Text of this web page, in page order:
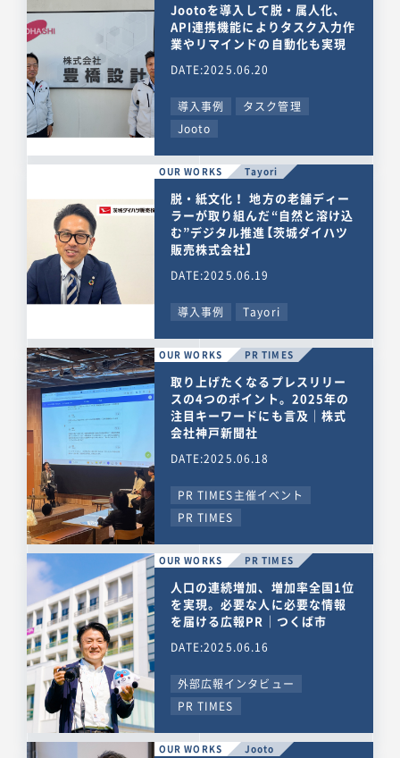
Jootoを導入して脱・属人化、
API連携機能によりタスク入力作
業やリマインドの自動化も実現
DATE:2025.06.20
導入事例
タスク管理
Jooto
OUR WORKS Tayori
脱・紙文化！ 地方の老舗ディー
ラーが取り組んだ“自然と溶け込
む”デジタル推進【茨城ダイハツ
販売株式会社】
DATE:2025.06.19
導入事例 Tayori
OUR WORKS PR TIMES
取り上げたくなるプレスリリー
スの4つのポイント。2025年の
注目キーワードにも言及｜株式
会社神戸新聞社
DATE:2025.06.18
PR TIMES主催イベント
PR TIMES
OUR WORKS PR TIMES
人口の連続増加、増加率全国1位
を実現。必要な人に必要な情報
を届ける広報PR｜つくば市
DATE:2025.06.16
外部広報インタビュー
PR TIMES
OUR WORKS Jooto